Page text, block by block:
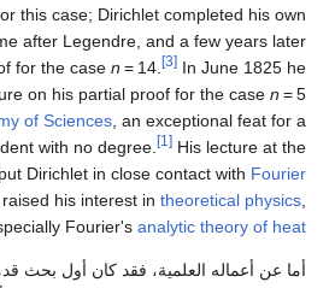
this case; Dirichlet completed his own
after Legendre, and a few years later
for the case n = 14. [3] In June 1825 he
on his partial proof for the case n = 5
of Sciences, an exceptional feat for a
with no degree.
[1] His lecture at the
Dirichlet in close contact with Fourier
his interest in theoretical physics,
Fourier's analytic theory of heat
أما عن أعماله العلمية، فقد كان أول بحث قدمه في